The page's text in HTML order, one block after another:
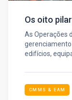
Os oito
As Operações
edifícios,
CMMS & EAM